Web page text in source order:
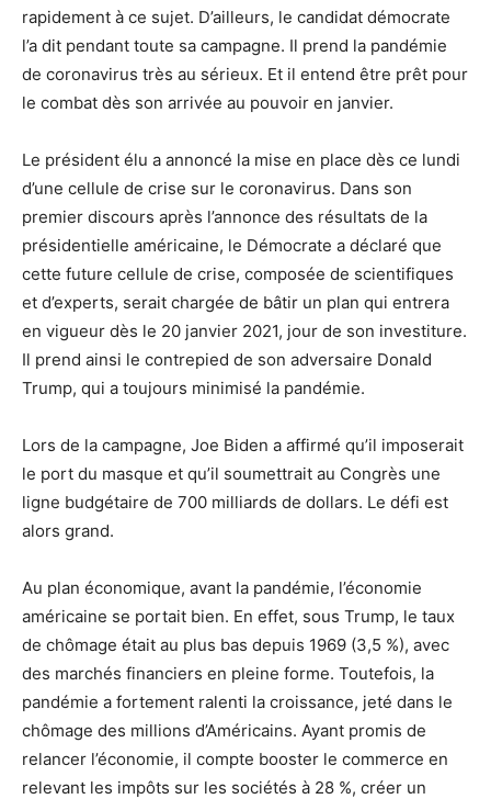
rapidement à ce sujet. D’ailleurs, le candidat démocrate
l’a dit pendant toute sa campagne. Il prend la pandémie
de coronavirus très au sérieux. Et il entend être prêt pour
le combat dès son arrivée au pouvoir en janvier.
Le président élu a annoncé la mise en place dès ce lundi
d’une cellule de crise sur le coronavirus. Dans son
premier discours après l’annonce des résultats de la
présidentielle américaine, le Démocrate a déclaré que
cette future cellule de crise, composée de scientifiques
et d’experts, serait chargée de bâtir un plan qui entrera
en vigueur dès le 20 janvier 2021, jour de son investiture.
Il prend ainsi le contrepied de son adversaire Donald
Trump, qui a toujours minimisé la pandémie.
Lors de la campagne, Joe Biden a affirmé qu’il imposerait
le port du masque et qu’il soumettrait au Congrès une
ligne budgétaire de 700 milliards de dollars. Le défi est
alors grand.
Au plan économique, avant la pandémie, l’économie
américaine se portait bien. En effet, sous Trump, le taux
de chômage était au plus bas depuis 1969 (3,5 %), avec
des marchés financiers en pleine forme. Toutefois, la
pandémie a fortement ralenti la croissance, jeté dans le
chômage des millions d’Américains. Ayant promis de
relancer l’économie, il compte booster le commerce en
relevant les impôts sur les sociétés à 28 %, créer un